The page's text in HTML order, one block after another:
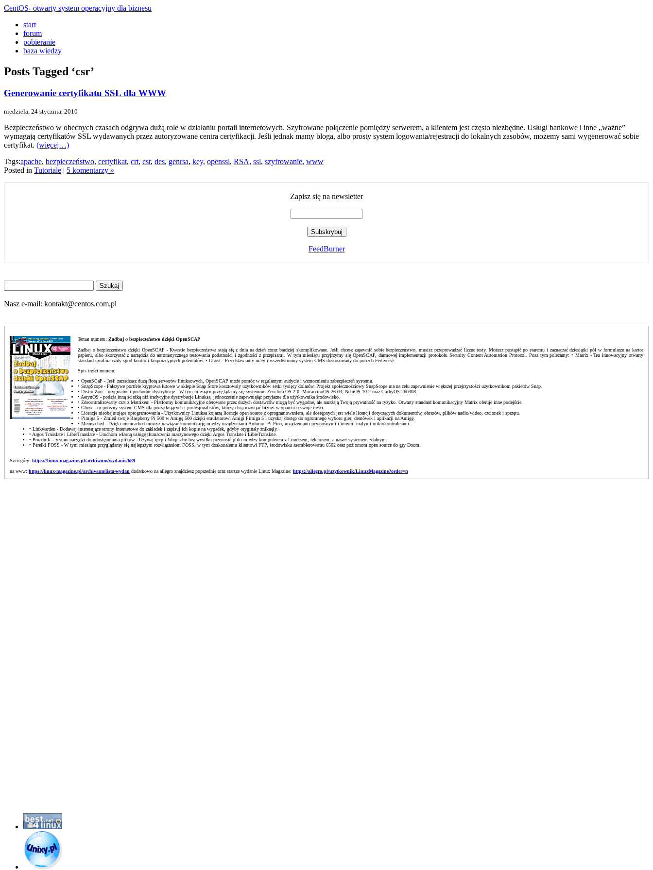
CentOS- otwarty system operacyjny dla biznesu
start
forum
pobieranie
baza wiedzy
Posts Tagged ‘csr’
Generowanie certyfikatu SSL dla WWW
niedziela, 24 stycznia, 2010
Bezpieczeństwo w obecnych czasach odgrywa dużą role w działaniu portali internetowych. Szyfrowane połączenie pomiędzy serwerem, a klientem jest często niezbędne. Usługi bankowe i inne „ważne”
wymagają certyfikatów SSL wydawanych przez autoryzowane centra certyfikacji. Jeśli jednak mamy bloga, albo prosty system logowania/rejestracji do lokalnych zasobów, możemy sami wygenerować sobie
certyfikat. (więcej…)
Tags:apache, bezpieczeństwo, certyfikat, crt, csr, des, genrsa, key, openssl, RSA, ssl, szyfrowanie, www
Posted in Tutoriale | 5 komentarzy »
Zapisz się na newsletter
FeedBurner
na
stronie
Nasz e-mail: kontakt@centos.com.pl
Temat numeru: Zadbaj o bezpieczeństwo dzięki OpenSCAP
Zadbaj o bezpieczeństwo dzięki OpenSCAP - Kwestie bezpieczeństwa stają się z dnia na dzień coraz bardziej skomplikowane. Jeśli chcesz zapewnić sobie bezpieczeństwo, musisz przeprowadzać liczne testy. Możesz postąpić po staremu i zaznaczać dziesiątki pól w formularzu na kartce
papieru, albo skorzystać z narzędzia do automatycznego testowania podatności i zgodności z przepisami. W tym miesiącu przyjrzymy się OpenSCAP, darmowej implementacji protokołu Security Content Automation Protocol. Poza tym polecamy: • Matrix - Ten innowacyjny otwarty
standard uwalnia czaty spod kontroli korporacyjnych potentatów. • Ghost - Przedstawiamy mały i wszechstronny system CMS dostosowany do potrzeb Fediverse.
Spis treści numeru:
• OpenSCaP - Jeśli zarządzasz dużą flotą serwerów linuksowych, OpenSCAP może pomóc w regularnym audycie i wzmocnieniu zabezpieczeń systemu.
• SnapScope - Fałszywe portfele kryptowa lutowe w sklepie Snap Store kosztowały użytkowników setki tysięcy dolarów. Projekt społecznościowy SnapScope ma na celu zapewnienie większej przejrzystości użytkownikom pakietów Snap.
• Distro Zoo – oryginalne i pochodne dystrybucje - W tym miesiącu przyglądamy się systemom Zenclora OS 2.0, MocaccinoOS 26.03, NebiOS 10.2 oraz CachyOS 260308.
• AerynOS - podąża inną ścieżką niż tradycyjne dystrybucje Linuksa, jednocześnie zapewniając przyjazne dla użytkownika środowisko.
• Zdecentralizowany czat z Matrixem - Platformy komunikacyjne oferowane przez dużych dostawców mogą być wygodne, ale narażają Twoją prywatność na ryzyko. Otwarty standard komunikacyjny Matrix oferuje inne podejście.
• Ghost - to potężny system CMS dla początkujących i profesjonalistów, którzy chcą rozwijać biznes w oparciu o swoje treści.
• Licencje nieobejmujące oprogramowania - Użytkownicy Linuksa kojarzą licencje open source z oprogramowaniem, ale dostępnych jest wiele licencji dotyczących dokumentów, obrazów, plików audio/wideo, czcionek i sprzętu.
• Pimiga 5 - Zmień swoje Raspberry Pi 500 w Amigę 500 dzięki emulatorowi Amigi Pimiga 5 i uzyskaj dostęp do ogromnego wyboru gier, demówek i aplikacji na Amigę.
• Memcached - Dzięki memcached możesz nawiązać komunikację między urządzeniami Arduino, Pi Pico, urządzeniami przenośnymi i innymi małymi mikrokontrolerami.
• Linkwarden - Dodawaj interesujące strony internetowe do zakładek i zapisuj ich kopie na wypadek, gdyby oryginały zniknęły.
• Argos Translate i LibreTranslate - Uruchom własną usługę tłumaczenia maszynowego dzięki Argos Translate i LibreTranslate.
• Poradnik – zestaw narzędzi do udostępniania plików - Używaj qrcp i Warp, aby bez wysiłku przenosić pliki między komputerem z Linuksem, telefonem, a nawet systemem zdalnym.
• Perełki FOSS - W tym miesiącu przyglądamy się najlepszym rozwiązaniom FOSS, w tym doskonałemu klientowi FTP, środowisku asemblerowemu 6502 oraz poziomom open source do gry Doom.
Szczegóły: https://linux-magazine.pl/archiwum/wydanie/689
na www: https://linux-magazine.pl/archiwum/lista-wydan dodatkowo na allegro znajdziesz poprzednie oraz starsze wydanie Linux Magazine: https://allegro.pl/uzytkownik/LinuxMagazine?order=n